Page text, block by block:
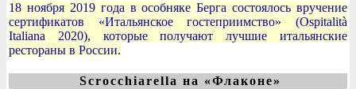
18 ноября 2019 года в особняке Берга состоялось вручение
сертификатов «Итальянское гостеприимство» (Ospitalità
Italiana 2020), которые получают лучшие итальянские
рестораны в России.
Scrocchiarella на «Флаконе»